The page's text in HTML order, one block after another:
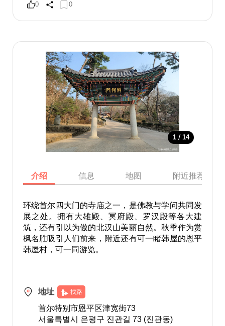
0 0
1 / 14
介绍 信息 地图 附近推荐景点
环绕首尔四大门的寺庙之一，是佛教与学问共同发
展之处。拥有大雄殿、冥府殿、罗汉殿等各大建
筑，还有引以为傲的北汉山美丽自然。秋季作为赏
枫名胜吸引人们前来，附近还有可一睹韩屋的恩平
韩屋村，可一同游览。
地址 找路
首尔特别市恩平区津宽街73
서울특별시 은평구 진관길 73 (진관동)